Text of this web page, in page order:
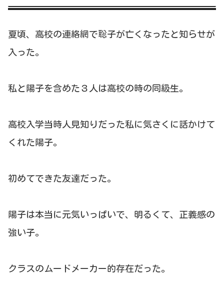
夏頃、高校の連絡網で聡子が亡くなったと知らせが
入った。
私と陽子を含めた３人は高校の時の同級生。
高校入学当時人見知りだった私に気さくに話かけて
くれた陽子。
初めてできた友達だった。
陽子は本当に元気いっぱいで、明るくて、正義感の
強い子。
クラスのムードメーカー的存在だった。